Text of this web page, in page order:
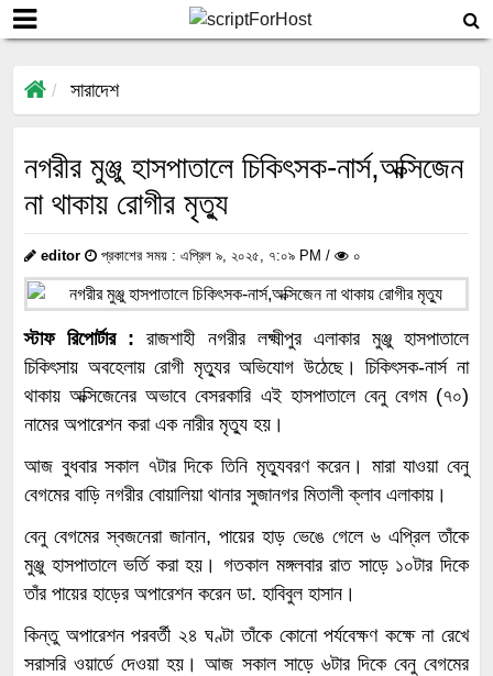
সারাদেশ
নগরীর মুঞ্জু হাসপাতালে চিকিৎসক-নার্স,অক্সিজেন
না থাকায় রোগীর মৃত্যু
editor প্রকাশের সময় : এপ্রিল ৯, ২০২৫, ৭:০৯ PM / ০
স্টাফ রিপোর্টার : রাজশাহী নগরীর লক্ষ্মীপুর এলাকার মুঞ্জু হাসপাতালে
চিকিৎসায় অবহেলায় রোগী মৃত্যুর অভিযোগ উঠেছে। চিকিৎসক-নার্স না
থাকায় অক্সিজেনের অভাবে বেসরকারি এই হাসপাতালে বেনু বেগম (৭০)
নামের অপারেশন করা এক নারীর মৃত্যু হয়।
আজ বুধবার সকাল ৭টার দিকে তিনি মৃত্যুবরণ করেন। মারা যাওয়া বেনু
বেগমের বাড়ি নগরীর বোয়ালিয়া থানার সুজানগর মিতালী ক্লাব এলাকায়।
বেনু বেগমের স্বজনেরা জানান, পায়ের হাড় ভেঙে গেলে ৬ এপ্রিল তাঁকে
মুঞ্জু হাসপাতালে ভর্তি করা হয়। গতকাল মঙ্গলবার রাত সাড়ে ১০টার দিকে
তাঁর পায়ের হাড়ের অপারেশন করেন ডা. হাবিবুল হাসান।
কিন্তু অপারেশন পরবর্তী ২৪ ঘণ্টা তাঁকে কোনো পর্যবেক্ষণ কক্ষে না রেখে
সরাসরি ওয়ার্ডে দেওয়া হয়। আজ সকাল সাড়ে ৬টার দিকে বেনু বেগমের